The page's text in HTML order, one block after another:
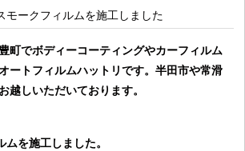
ークフィルムを施工しました
町でボディーコーティングやカーフィルム
ートフィルムハットリです。半田市や常滑
越しいただいております。
を施工しました。